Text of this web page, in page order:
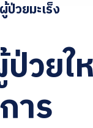
วยมะเร็ง
วยใ
าร